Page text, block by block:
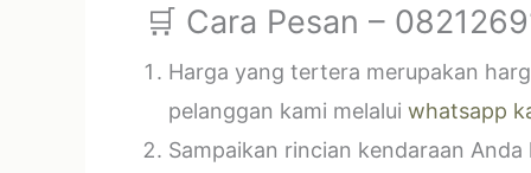
🛒 Cara Pesan –
Harga yang tertera merupakan
pelanggan kami melalui whatsapp
Sampaikan rincian kendaraan